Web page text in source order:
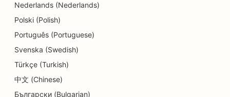
SEO dermabrasiooniteenuste jaoks
SEO detailide kauplustele
SEO Donut kauplustele
SEO söögikohtadele
Nederlands (Nederlands)
Polski (Polish)
Português (Portuguese)
Svenska (Swedish)
Türkçe (Turkish)
中文 (Chinese)
Български (Bulgarian)